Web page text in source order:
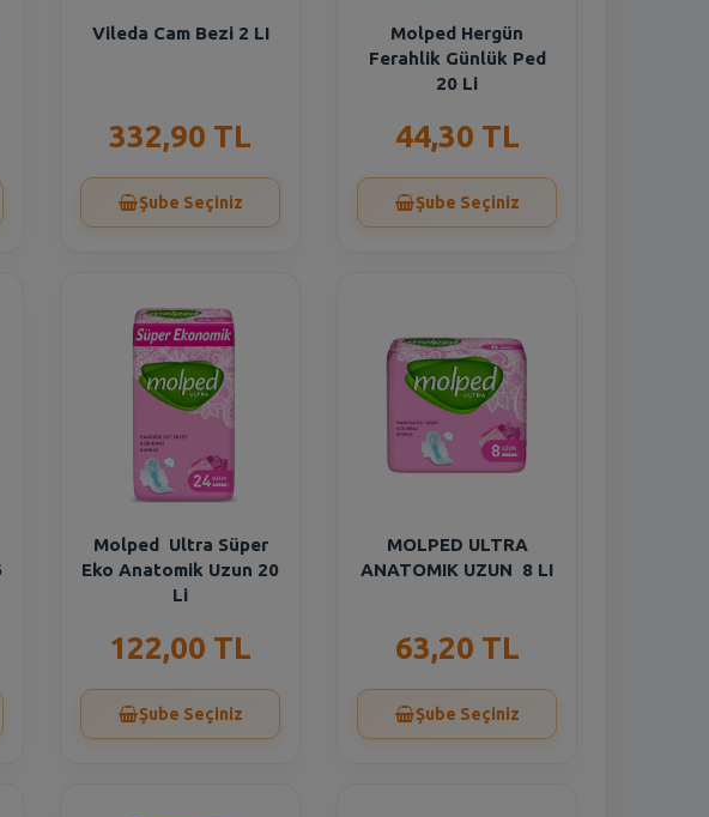
Vileda Cam Bezi 2 LI
332,90 TL
Şube Seçiniz
Molped Hergün
Ferahlik Günlük Ped
20 Li
44,30 TL
Şube Seçiniz
Molped Ultra Süper
Eko Anatomik Uzun 20
Li
122,00 TL
Şube Seçiniz
MOLPED ULTRA
ANATOMIK UZUN 8 LI
63,20 TL
Şube Seçiniz